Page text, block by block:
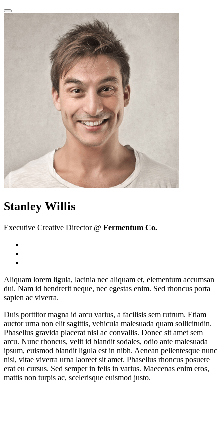
Stanley Willis
Executive Creative Director @ Fermentum Co.
Aliquam lorem ligula, lacinia nec aliquam et, elementum accumsan
dui. Nam id hendrerit neque, nec egestas enim. Sed rhoncus porta
sapien ac viverra.
Duis porttitor magna id arcu varius, a facilisis sem rutrum. Etiam
auctor urna non elit sagittis, vehicula malesuada quam sollicitudin.
Phasellus gravida placerat nisl ac convallis. Donec sit amet sem
arcu. Nunc rhoncus, velit id blandit sodales, odio ante malesuada
ipsum, euismod blandit ligula est in nibh. Aenean pellentesque nunc
nisi, vitae viverra urna laoreet sit amet. Phasellus rhoncus posuere
erat eu cursus. Sed semper in felis in varius. Maecenas enim eros,
mattis non turpis ac, scelerisque euismod justo.